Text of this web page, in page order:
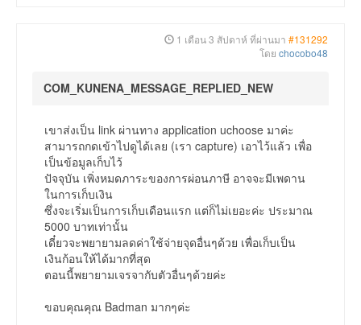
1 เดือน 3 สัปดาห์ ที่ผ่านมา #131292
โดย chocobo48
COM_KUNENA_MESSAGE_REPLIED_NEW
เขาส่งเป็น link ผ่านทาง application uchoose มาค่ะ
สามารถกดเข้าไปดูได้เลย (เรา capture) เอาไว้แล้ว เพื่อ
เป็นข้อมูลเก็บไว้
ปัจจุบัน เพิ่งหมดภาระของการผ่อนภาษี อาจจะมีเพดาน
ในการเก็บเงิน
ซึ่งจะเริ่มเป็นการเก็บเดือนแรก แต่ก็ไม่เยอะค่ะ ประมาณ
5000 บาทเท่านั้น
เดี๋ยวจะพยายามลดค่าใช้จ่ายจุดอื่นๆด้วย เพื่อเก็บเป็น
เงินก้อนให้ได้มากที่สุด
ตอนนี้พยายามเจรจากับตัวอื่นๆด้วยค่ะ
ขอบคุณคุณ Badman มากๆค่ะ